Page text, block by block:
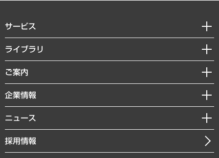
サービス
経営戦略
組織・人事戦略
デジタルイノベーション
共生・ダイバーシティ
GRC（ガバナンス・リスク・コンプライアンス）・防災（政策）
経済・産業・雇用・労働
ライブラリ
経済調査
レポート
コラム
経営用語集
受託・受注実績（官公庁関連）
ご案内
セミナー・イベント情報
MUFGビジネスセミナー
受託案件情報
企業情報
私たちの想い
社長メッセージ
会社概要
ニュース
ニュースリリース
お知らせ
採用情報